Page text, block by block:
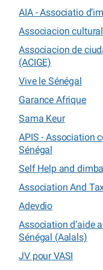
AIA - Associatio
Associacion
Associacion de
(ACIGE)
Vive le Sénégal
Garance Afrique
Sama Keur
APIS - Association
Sénégal
Self Help and
Association And
Adevdio
Association d’aide
Sénégal (Aalals)
JV pour VASI